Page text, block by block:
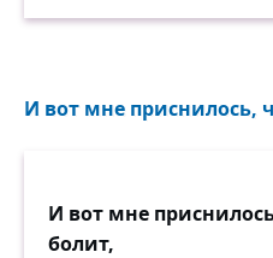
И вот мне приснилось,
И вот мне
болит,